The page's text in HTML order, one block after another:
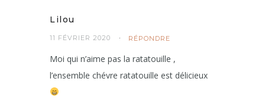
Lilou
11 FÉVRIER 2020 RÉPONDRE
Moi qui n’aime pas la ratatouille ,
l’ensemble chévre ratatouille est délicieux